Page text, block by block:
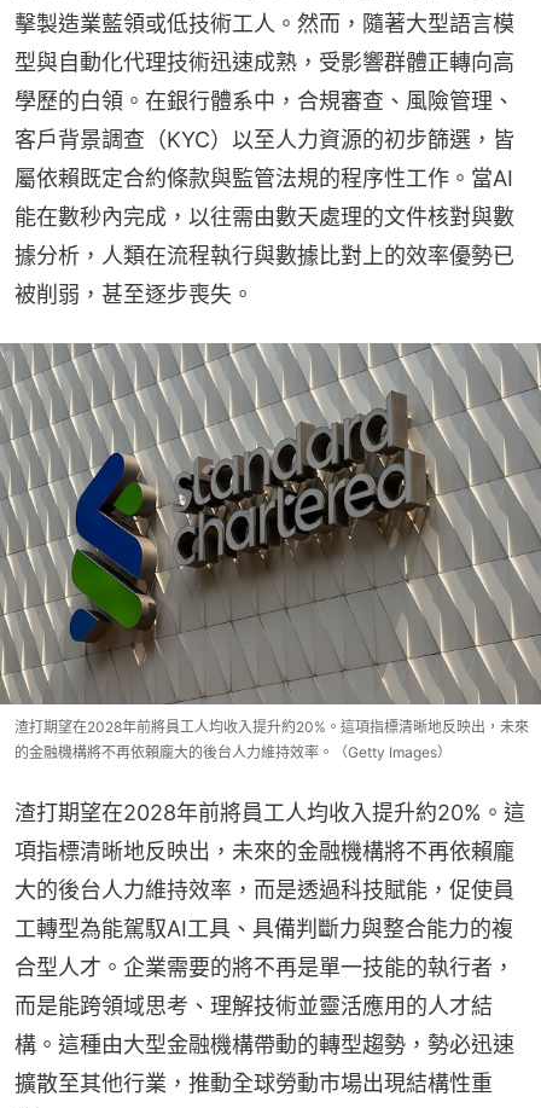
擊製造業藍領或低技術工人。然而，隨著大型語言模
型與自動化代理技術迅速成熟，受影響群體正轉向高
學歷的白領。在銀行體系中，合規審查、風險管理、
客戶背景調查（KYC）以至人力資源的初步篩選，皆
屬依賴既定合約條款與監管法規的程序性工作。當AI
能在數秒內完成，以往需由數天處理的文件核對與數
據分析，人類在流程執行與數據比對上的效率優勢已
被削弱，甚至逐步喪失。
渣打期望在2028年前將員工人均收入提升約20%。這項指標清晰地反映出，未來
的金融機構將不再依賴龐大的後台人力維持效率。（Getty Images）
渣打期望在2028年前將員工人均收入提升約20%。這
項指標清晰地反映出，未來的金融機構將不再依賴龐
大的後台人力維持效率，而是透過科技賦能，促使員
工轉型為能駕馭AI工具、具備判斷力與整合能力的複
合型人才。企業需要的將不再是單一技能的執行者，
而是能跨領域思考、理解技術並靈活應用的人才結
構。這種由大型金融機構帶動的轉型趨勢，勢必迅速
擴散至其他行業，推動全球勞動市場出現結構性重